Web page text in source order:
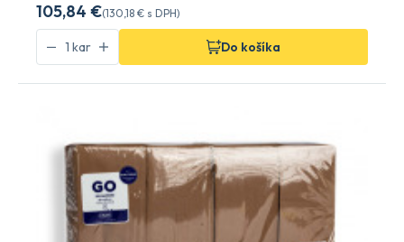
105,84 €(130,18 € s DPH)
Do košíka